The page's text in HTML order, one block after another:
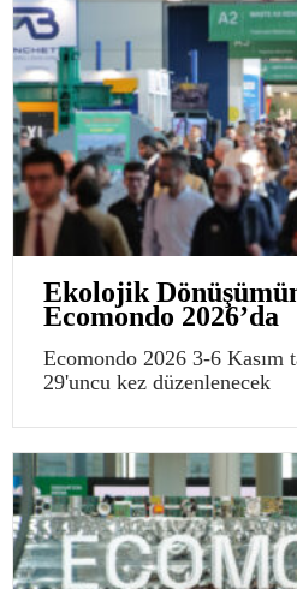
Ekolojik
Ecomondo 2026’da
Ecomondo 2026 3-6 Kasım
29'uncu kez düzenlenecek